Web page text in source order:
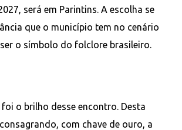
será em Parintins. A escolha se
que o município tem no cenário
o símbolo do folclore brasileiro.
o brilho desse encontro. Desta
com chave de ouro, a